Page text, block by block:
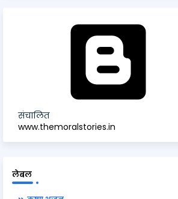
संचालित
www.themoralstories.in
लेबल